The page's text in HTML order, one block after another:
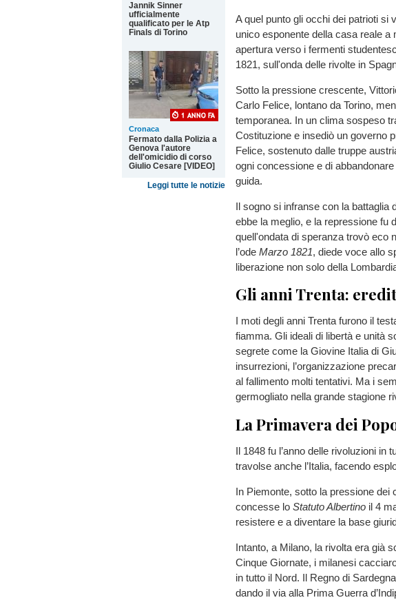
Jannik Sinner
ufficialmente
qualificato per le Atp
Finals di Torino
Cronaca
Fermato dalla Polizia a
Genova l'autore
dell'omicidio di corso
Giulio Cesare [VIDEO]
Leggi tutte le notizie
A quel punto gli occhi dei patrioti si
unico esponente della casa reale
apertura verso i fermenti
1821, sull'onda delle rivolte in
Sotto la pressione crescente,
Carlo Felice, lontano da Torino,
temporanea. In un clima sospeso
Costituzione e insediò un governo
Felice, sostenuto dalle truppe
ogni concessione e di
guida.
Il sogno si infranse con la battaglia
ebbe la meglio, e la repressione fu
quell'ondata di speranza trovò eco
l’ode Marzo 1821, diede voce allo
liberazione non solo della
Gli anni Trenta:
I moti degli anni Trenta furono il
fiamma. Gli ideali di libertà e unità
segrete come la Giovine Italia di
insurrezioni, l’organizzazione
al fallimento molti tentativi. Ma i
germogliato nella grande stagione
La Primavera dei
Il 1848 fu l’anno delle rivoluzioni in
travolse anche l’Italia, facendo
In Piemonte, sotto la pressione dei
concesse lo Statuto Albertino il 4
resistere e a diventare la base
Intanto, a Milano, la rivolta era già
Cinque Giornate, i milanesi
in tutto il Nord. Il Regno di
dando il via alla Prima Guerra